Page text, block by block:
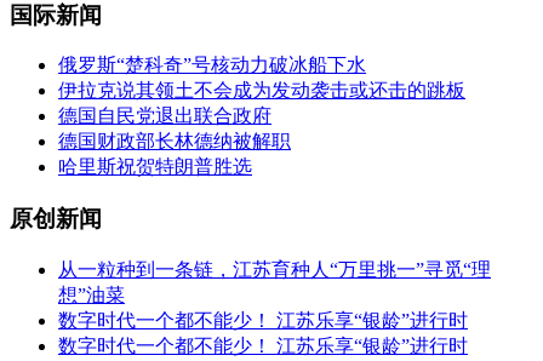
国际新闻
俄罗斯“楚科奇”号核动力破冰船下水
伊拉克说其领土不会成为发动袭击或还击的跳板
德国自民党退出联合政府
德国财政部长林德纳被解职
哈里斯祝贺特朗普胜选
原创新闻
从一粒种到一条链，江苏育种人“万里挑一”寻觅“理
想”油菜
数字时代一个都不能少！ 江苏乐享“银龄”进行时
数字时代一个都不能少！ 江苏乐享“银龄”进行时